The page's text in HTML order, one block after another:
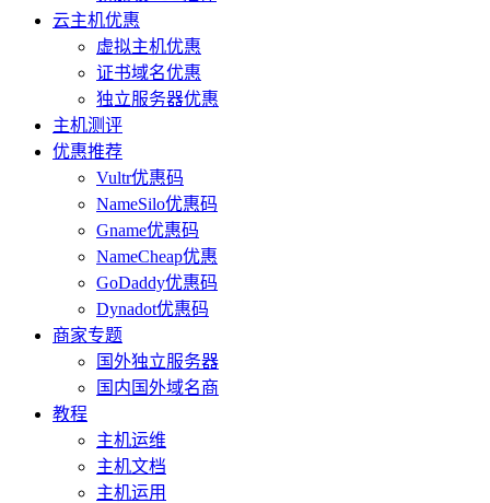
云主机优惠
虚拟主机优惠
证书域名优惠
独立服务器优惠
主机测评
优惠推荐
Vultr优惠码
NameSilo优惠码
Gname优惠码
NameCheap优惠
GoDaddy优惠码
Dynadot优惠码
商家专题
国外独立服务器
国内国外域名商
教程
主机运维
主机文档
主机运用